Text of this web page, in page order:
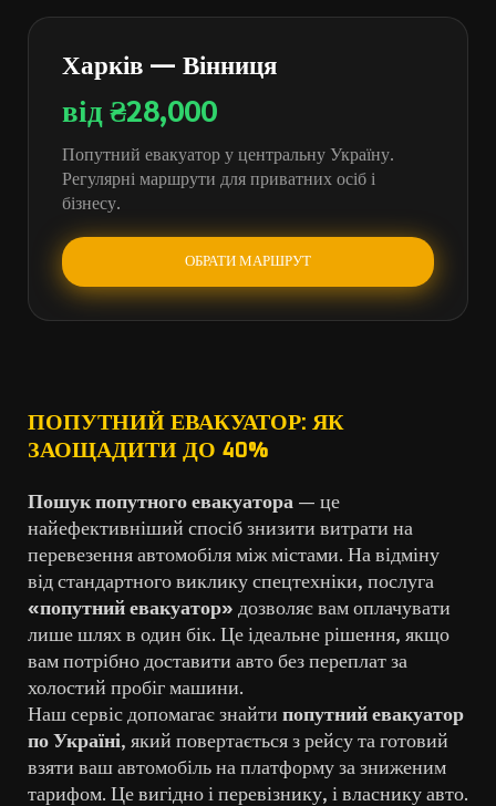
Харків — Вінниця
від ₴28,000
Попутний евакуатор у центральну Україну.
Регулярні маршрути для приватних осіб і
бізнесу.
ОБРАТИ МАРШРУТ
ПОПУТНИЙ ЕВАКУАТОР: ЯК
ЗАОЩАДИТИ ДО 40%
Пошук попутного евакуатора — це
найефективніший спосіб знизити витрати на
перевезення автомобіля між містами. На відміну
від стандартного виклику спецтехніки, послуга
«попутний евакуатор» дозволяє вам оплачувати
лише шлях в один бік. Це ідеальне рішення, якщо
вам потрібно доставити авто без переплат за
холостий пробіг машини.
Наш сервіс допомагає знайти попутний евакуатор
по Україні, який повертається з рейсу та готовий
взяти ваш автомобіль на платформу за зниженим
тарифом. Це вигідно і перевізнику, і власнику авто.